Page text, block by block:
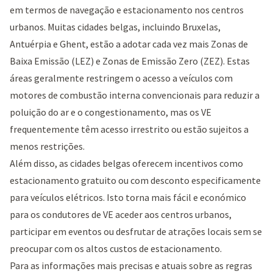
em termos de navegação e estacionamento nos centros
urbanos. Muitas cidades belgas, incluindo Bruxelas,
Antuérpia e Ghent, estão a adotar cada vez mais Zonas de
Baixa Emissão (LEZ) e Zonas de Emissão Zero (ZEZ). Estas
áreas geralmente restringem o acesso a veículos com
motores de combustão interna convencionais para reduzir a
poluição do ar e o congestionamento, mas os VE
frequentemente têm acesso irrestrito ou estão sujeitos a
menos restrições.
Além disso, as cidades belgas oferecem incentivos como
estacionamento gratuito ou com desconto especificamente
para veículos elétricos. Isto torna mais fácil e económico
para os condutores de VE aceder aos centros urbanos,
participar em eventos ou desfrutar de atrações locais sem se
preocupar com os altos custos de estacionamento.
Para as informações mais precisas e atuais sobre as regras